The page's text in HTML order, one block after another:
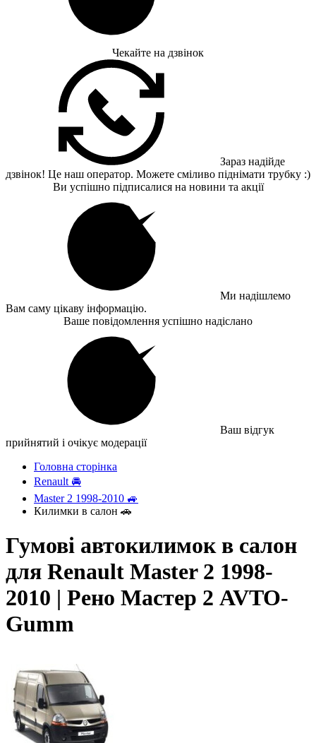
Чекайте на дзвінок
Зараз надійде
дзвінок! Це наш оператор. Можете сміливо піднімати трубку :)
Ви успішно підписалися на новини та акції
Ми надішлемо
Вам саму цікаву інформацію.
Ваше повідомлення успішно надіслано
Ваш відгук
прийнятий і очікує модерації
Головна сторінка
Renault 🚘
Master 2 1998-2010 🚙
Килимки в салон 🚗
Гумові автокилимок в салон
для Renault Master 2 1998-
2010 | Рено Мастер 2 AVTO-
Gumm